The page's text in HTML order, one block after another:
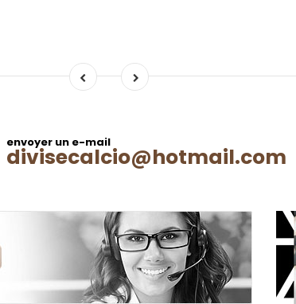
envoyer un e-mail
divisecalcio@hotmail.com